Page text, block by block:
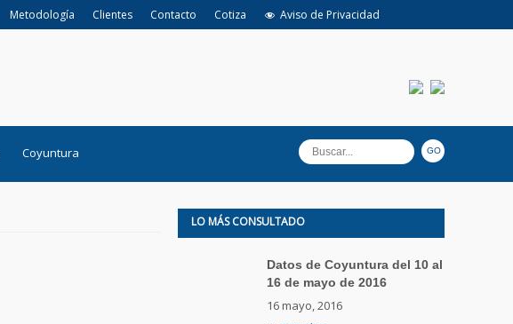
Metodología Clientes Contacto Cotiza Aviso de Privacidad
Coyuntura
LO MÁS CONSULTADO
Datos de Coyuntura del 10 al
16 de mayo de 2016
16 mayo, 2016